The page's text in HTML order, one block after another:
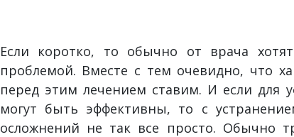
Если коротко, то обычно от врача
проблемой. Вместе с тем очевидно, что
перед этим лечением ставим. И если для
могут быть эффективны, то с
осложнений не так все просто. Обычно